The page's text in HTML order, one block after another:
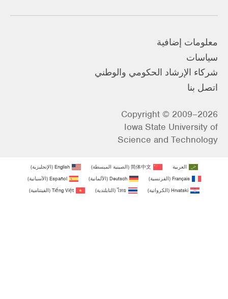
معلومات إضافية
سياسات
شركاء الإرشاد الحكومي والوطني
اتصل بنا
Copyright © 2009–2026
Iowa State University of
Science and Technology
العربية 简体中文
(الصينية المبسطة)
English
(الإنجليزية)
Français
(الفرنسية)
Deutsch
(الألمانية)
Español
(الأسبانية)
Hrvatski
(الكرواتية)
ไทย
(التايلندية)
Tiếng Việt
(الفيتنامية)